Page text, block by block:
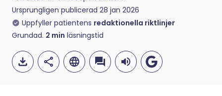
Ursprungligen publicerad 28 jan 2026
Uppfyller patientens redaktionella riktlinjer
Grundad. 2 min läsningstid